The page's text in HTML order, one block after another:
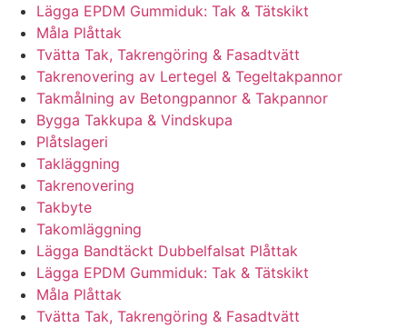
Lägga EPDM Gummiduk: Tak & Tätskikt
Måla Plåttak
Tvätta Tak, Takrengöring & Fasadtvätt
Takrenovering av Lertegel & Tegeltakpannor
Takmålning av Betongpannor & Takpannor
Bygga Takkupa & Vindskupa
Plåtslageri
Takläggning
Takrenovering
Takbyte
Takomläggning
Lägga Bandtäckt Dubbelfalsat Plåttak
Lägga EPDM Gummiduk: Tak & Tätskikt
Måla Plåttak
Tvätta Tak, Takrengöring & Fasadtvätt